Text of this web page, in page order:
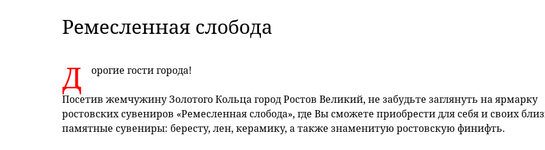
Ремесленная слобода
Д орогие гости города!
Посетив жемчужину Золотого Кольца город Ростов Великий, не забудьте заглянуть на ярмарку
ростовских сувениров «Ремесленная слобода», где Вы сможете приобрести для себя и своих
памятные сувениры: бересту, лен, керамику, а также знаменитую ростовскую финифть.